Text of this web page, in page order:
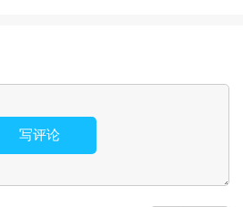
写评论